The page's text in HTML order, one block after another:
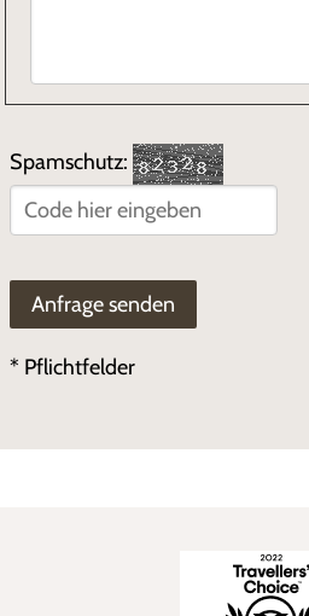
Spamschutz:
* Pflichtfelder